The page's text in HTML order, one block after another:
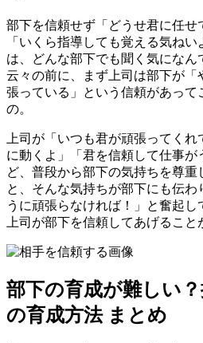
部下を信頼せず「どうせ君に任せ
「いくら指導しても覚える気ね
は、どんな部下でも聞く気にな
云々の前に、まず上司は部下が
張っている」という信頼があって
の。
上司が「いつも君が頑張ってく
に動くよ」「君を信頼して仕事
ど、普段から部下の気持ちを尊重
と、そんな気持ちが部下にも伝わ
うに頑張らなければ！」と奮起
上司が部下を信頼してあげること
部下の育成が難しい
の育成方法 まとめ